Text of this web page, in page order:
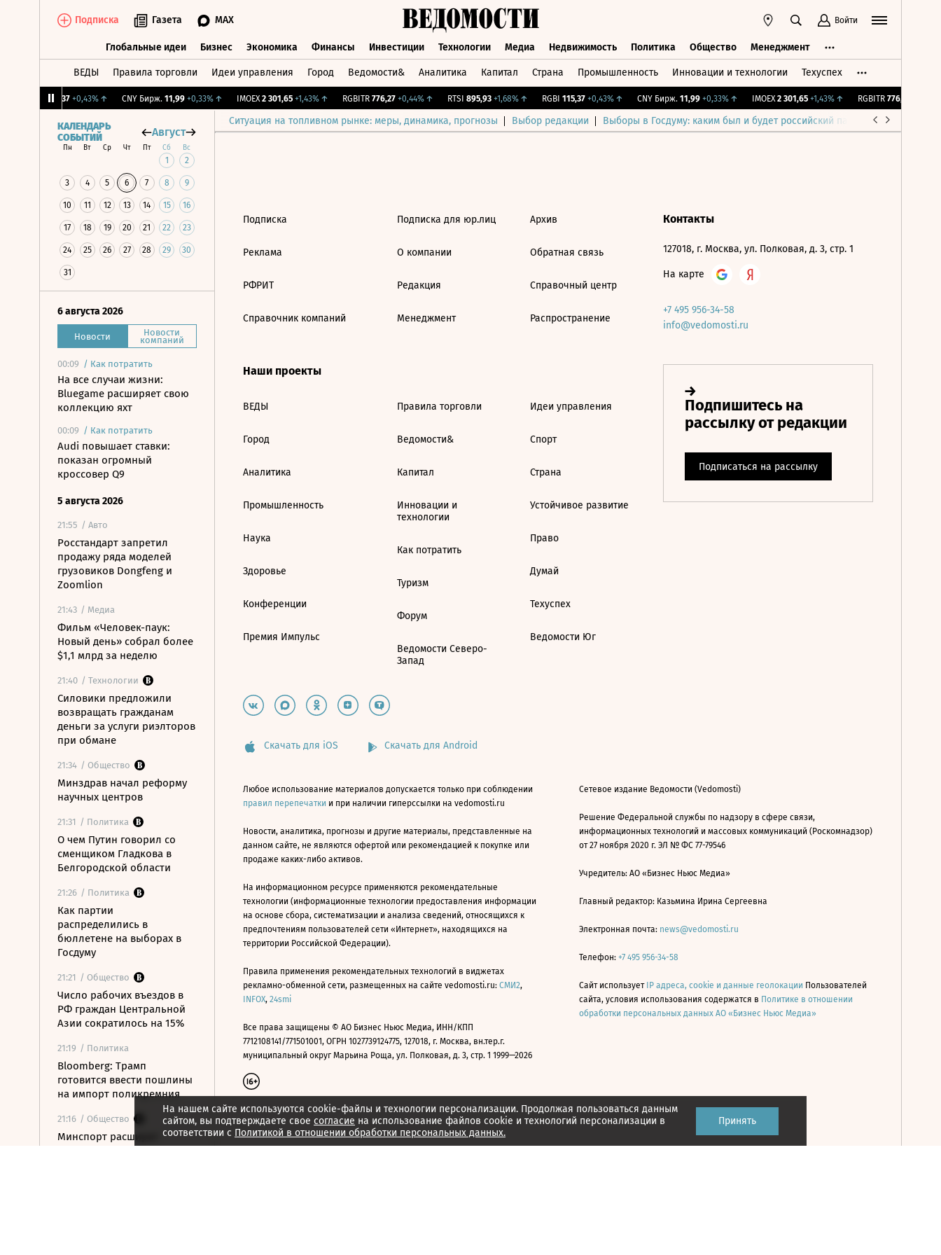
Подписка Газета MAX Войти
Глобальные идеи Бизнес Экономика Финансы Инвестиции Технологии Медиа Недвижимость Политика Общество Менеджмент
ВЕДЫ Правила торговли Идеи управления Город Ведомости& Аналитика Капитал Страна Промышленность Инновации и технологии Техуспех
115,37 +0,43%↑ CNY Бирж. 11,99 +0,33%↑ IMOEX 2 301,65 +1,43%↑ RGBITR 776,27 +0,44%↑ RTSI 895,93 +1,68%↑ RGBI 115,37 +0,43%↑ CNY Бирж. 11,99 +0,33%↑ IMOEX 2 301,65 +1,43%↑ RGBITR 776,27
Ситуация на топливном рынке: меры, динамика, прогнозы Выбор редакции Выборы в Госдуму: каким был и будет российский парламент
КАЛЕНДАРЬ
СОБЫТИЙ
Август
Пн Вт Ср Чт Пт Сб Вс
1 2
3 4 5 6 7 8 9
10 11 12 13 14 15 16
17 18 19 20 21 22 23
24 25 26 27 28 29 30
31
6 августа 2026
Новости Новости
компаний
00:09 / Как потратить
На все случаи жизни:
Bluegame расширяет свою
коллекцию яхт
00:09 / Как потратить
Audi повышает ставки:
показан огромный
кроссовер Q9
5 августа 2026
21:55 / Авто
Росстандарт запретил
продажу ряда моделей
грузовиков Dongfeng и
Zoomlion
21:43 / Медиа
Фильм «Человек-паук:
Новый день» собрал более
$1,1 млрд за неделю
21:40 / Технологии
Силовики предложили
возвращать гражданам
деньги за услуги риэлторов
при обмане
21:34 / Общество
Минздрав начал реформу
научных центров
21:31 / Политика
О чем Путин говорил со
сменщиком Гладкова в
Белгородской области
21:26 / Политика
Как партии
распределились в
бюллетене на выборах в
Госдуму
21:21 / Общество
Число рабочих въездов в
РФ граждан Центральной
Азии сократилось на 15%
21:19 / Политика
Bloomberg: Трамп
готовится ввести пошлины
на импорт поликремния
21:16 / Общество
Минспорт расширит
На нашем сайте используются cookie-файлы и технологии персонализации. Продолжая пользоваться данным
сайтом, вы подтверждаете свое согласие на использование файлов cookie и технологий персонализации в
соответствии с Политикой в отношении обработки персональных данных.
Принять
Подписка
Реклама
РФРИТ
Справочник компаний
Подписка для юр.лиц
О компании
Редакция
Менеджмент
Архив
Обратная связь
Справочный центр
Распространение
Наши проекты
ВЕДЫ
Город
Аналитика
Промышленность
Наука
Здоровье
Конференции
Премия Импульс
Правила торговли
Ведомости&
Капитал
Инновации и
технологии
Как потратить
Туризм
Форум
Ведомости Северо-
Запад
Идеи управления
Спорт
Страна
Устойчивое развитие
Право
Думай
Техуспех
Ведомости Юг
Контакты
127018, г. Москва, ул. Полковая, д. 3, стр. 1
На карте
+7 495 956-34-58
info@vedomosti.ru
Скачать для iOS Скачать для Android
Любое использование материалов допускается только при соблюдении
правил перепечатки и при наличии гиперссылки на vedomosti.ru
Новости, аналитика, прогнозы и другие материалы, представленные на
данном сайте, не являются офертой или рекомендацией к покупке или
продаже каких-либо активов.
На информационном ресурсе применяются рекомендательные
технологии (информационные технологии предоставления информации
на основе сбора, систематизации и анализа сведений, относящихся к
предпочтениям пользователей сети «Интернет», находящихся на
территории Российской Федерации).
Правила применения рекомендательных технологий в виджетах
рекламно-обменной сети, размещенных на сайте vedomosti.ru: СМИ2,
INFOX, 24smi
Все права защищены © АО Бизнес Ньюс Медиа, ИНН/КПП
7712108141/771501001, ОГРН 1027739124775, 127018, г. Москва, вн.тер.г.
муниципальный округ Марьина Роща, ул. Полковая, д. 3, стр. 1 1999—2026
Сетевое издание Ведомости (Vedomosti)
Решение Федеральной службы по надзору в сфере связи,
информационных технологий и массовых коммуникаций (Роскомнадзор)
от 27 ноября 2020 г. ЭЛ № ФС 77-79546
Учредитель: АО «Бизнес Ньюс Медиа»
Главный редактор: Казьмина Ирина Сергеевна
Электронная почта: news@vedomosti.ru
Телефон: +7 495 956-34-58
Сайт использует IP адреса, cookie и данные геолокации Пользователей
сайта, условия использования содержатся в Политике в отношении
обработки персональных данных АО «Бизнес Ньюс Медиа»